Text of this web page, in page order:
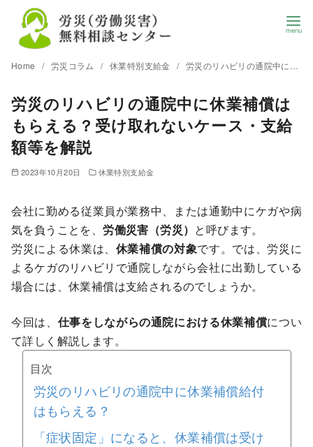
Home 労災コラム 休業特別支給金 労災のリハビリの通院中に休業補償はもらえる？受け取れないケース・支給額等を解説
労災のリハビリの通院中に休業補償は
もらえる？受け取れないケース・支給
額等を解説
2023年10月20日 休業特別支給金
会社に勤める従業員が業務中、または通勤中にケガや病
気を負うことを、労働災害（労災） と呼びます。
労災による休業は、 休業補償の対象です。では、労災に
よるケガのリハビリで通院しながら会社に出勤している
場合には、休業補償は支給されるのでしょうか。
今回は、 仕事をしながらの通院における休業補償につい
て詳しく解説します。
目次
労災のリハビリの通院中に休業補償給付
はもらえる？
「症状固定」になると、休業補償は受け